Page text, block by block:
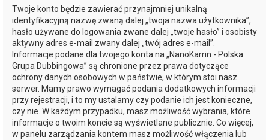
Twoje konto będzie zawierać przynajmniej unikalną
identyfikacyjną nazwę zwaną dalej „twoja nazwa użytkownika”,
hasło używane do logowania zwane dalej „twoje hasło” i osobisty
aktywny adres e-mail zwany dalej „twój adres e-mail”.
Informacje podane dla twojego konta na „NanoKarrin - Polska
Grupa Dubbingowa” są chronione przez prawa dotyczące
ochrony danych osobowych w państwie, w którym stoi nasz
serwer. Mamy prawo wymagać podania dodatkowych informacji
przy rejestracji, i to my ustalamy czy podanie ich jest konieczne,
czy nie. W każdym przypadku, masz możliwość wybrania, które
informacje o twoim koncie są wyświetlane publicznie. Co więcej,
w panelu zarządzania kontem masz możliwość włączenia lub